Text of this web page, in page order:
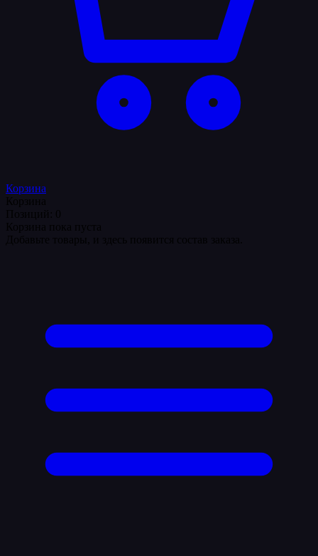
Корзина